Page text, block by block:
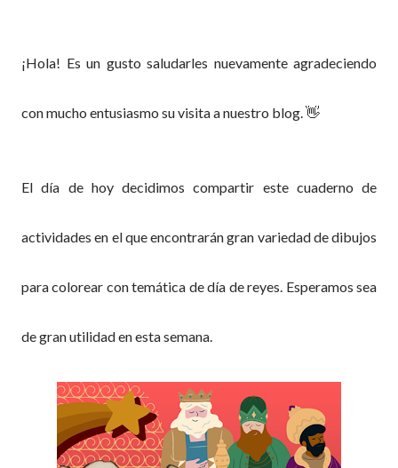
¡Hola! Es un gusto saludarles nuevamente agradeciendo
con mucho entusiasmo su visita a nuestro blog. 👋
El día de hoy decidimos compartir este cuaderno de
actividades en el que encontrarán gran variedad de dibujos
para colorear con temática de día de reyes. Esperamos sea
de gran utilidad en esta semana.